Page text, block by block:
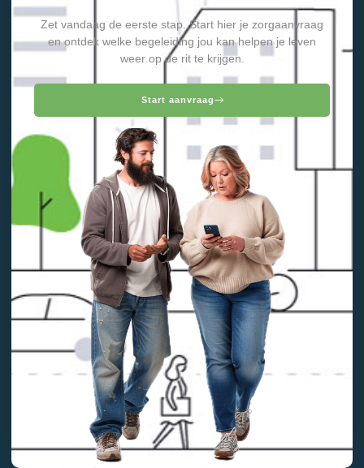
Zet vandaag de eerste stap. Start hier je zorgaanvraag
en ontdek welke begeleiding jou kan helpen je leven
weer op de rit te krijgen.
Start aanvraag